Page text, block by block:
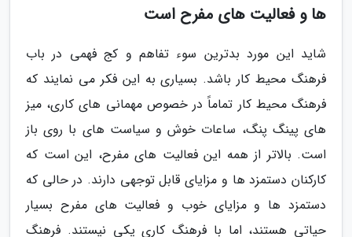
ها و فعالیت های مفرح است
شاید این مورد بدترین سوء تفاهم و کج فهمی در باب
فرهنگ محیط کار باشد. بسیاری به این فکر می نمایند که
فرهنگ محیط کار تماماً در خصوص مهمانی های کاری، میز
های پینگ پنگ، ساعات خوش و سیاست های با روی باز
است. بالاتر از همه این فعالیت های مفرح، این است که
کارکنان دستمزد ها و مزایای قابل توجهی دارند. در حالی که
دستمزد ها و مزایای خوب و فعالیت های مفرح بسیار
حیاتی هستند، اما با فرهنگ کاری یکی نیستند. فرهنگ